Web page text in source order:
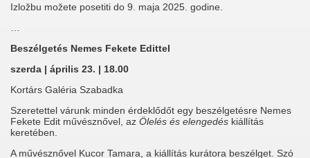
Izložbu možete posetiti do 9. maja 2025. godine.
Beszélgetés Nemes Fekete Edittel
szerda | április 23. | 18.00
Kortárs Galéria Szabadka
Szeretettel várunk minden érdeklődőt egy beszélgetésre Nemes
Fekete Edit művésznővel, az Ölelés és elengedés kiállítás
keretében.
A művésznővel Kucor Tamara, a kiállítás kurátora beszélget. Szó